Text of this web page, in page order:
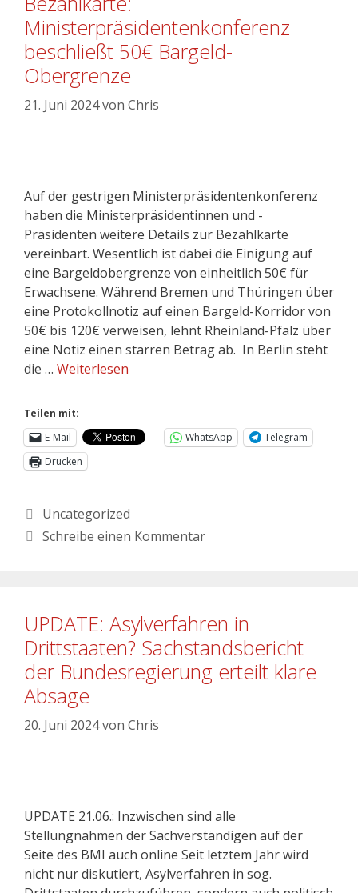
Ministerpräsidentenkonferenz
beschließt 50€ Bargeld-
Obergrenze
21. Juni 2024von Chris
Auf der gestrigen Ministerpräsidentenkonferenz
haben die Ministerpräsidentinnen und -
Präsidenten weitere Details zur Bezahlkarte
vereinbart. Wesentlich ist dabei die Einigung auf
eine Bargeldobergrenze von einheitlich 50€ für
Erwachsene. Während Bremen und Thüringen über
eine Protokollnotiz auf einen Bargeld-Korridor von
50€ bis 120€ verweisen, lehnt Rheinland-Pfalz über
eine Notiz einen starren Betrag ab. In Berlin steht
die … Weiterlesen
Teilen mit:
E-Mail
WhatsApp
Telegram
Drucken
Uncategorized
Schreibe einen Kommentar
UPDATE: Asylverfahren in
Drittstaaten? Sachstandsbericht
der Bundesregierung erteilt klare
Absage
20. Juni 2024von Chris
UPDATE 21.06.: Inzwischen sind alle
Stellungnahmen der Sachverständigen auf der
Seite des BMI auch online Seit letztem Jahr wird
nicht nur diskutiert, Asylverfahren in sog.